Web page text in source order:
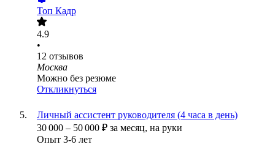
Топ Кадр
4.9
•
12 отзывов
Москва
Можно без резюме
Откликнуться
Личный ассистент руководителя (4 часа в день)
30 000 – 50 000 ₽ за месяц, на руки
Опыт 3-6 лет